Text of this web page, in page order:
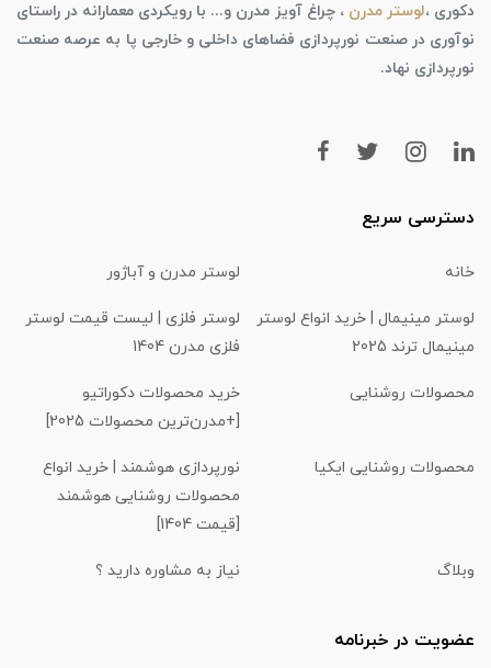
دکوری ،لوستر مدرن ، چراغ آویز مدرن و... با رویکردی معمارانه در راستای
نوآوری در صنعت نورپردازی فضاهای داخلی و خارجی پا به عرصه صنعت
نورپردازی نهاد.
دسترسی سریع
خانه لوستر مدرن و آباژور
لوستر مینیمال | خرید انواع لوستر
مینیمال ترند 2025
لوستر فلزی | لیست قیمت لوستر
فلزی مدرن 1404
محصولات روشنایی
خرید محصولات دکوراتیو
[+مدرن‌ترین محصولات 2025]
محصولات روشنایی ایکیا
نورپردازی هوشمند | خرید انواع
محصولات روشنایی هوشمند
[قیمت 1404]
وبلاگ نیاز به مشاوره دارید ؟
عضویت در خبرنامه